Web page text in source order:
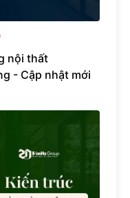
nội thất
- Cập nhật mới